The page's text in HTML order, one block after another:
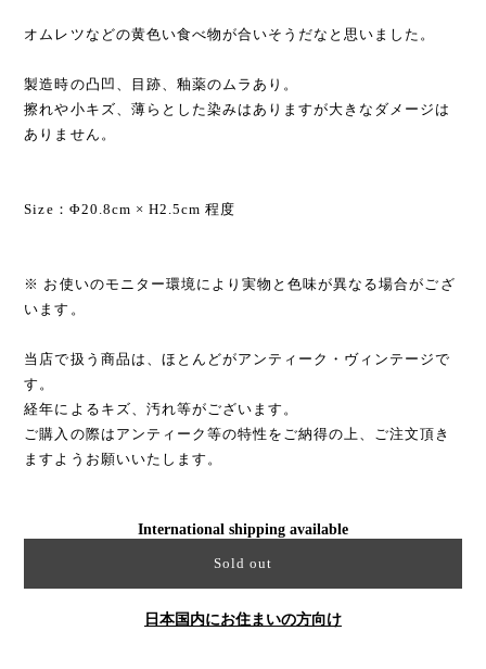
オムレツなどの黄色い食べ物が合いそうだなと思いました。
製造時の凸凹、目跡、釉薬のムラあり。
擦れや小キズ、薄らとした染みはありますが大きなダメージは
ありません。
Size：Φ20.8cm × H2.5cm 程度
※ お使いのモニター環境により実物と色味が異なる場合がござ
います。
当店で扱う商品は、ほとんどがアンティーク・ヴィンテージで
す。
経年によるキズ、汚れ等がございます。
ご購入の際はアンティーク等の特性をご納得の上、ご注文頂き
ますようお願いいたします。
International shipping available
Sold out
日本国内にお住まいの方向け